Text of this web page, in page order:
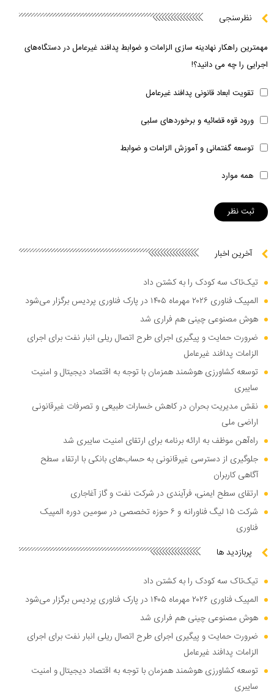
نظرسنجی
مهمترین راهکار نهادینه سازی الزامات و ضوابط پدافند غیرعامل در دستگاه‌های
اجرایی را چه می دانید؟!
تقویت ابعاد قانونی پدافند غیرعامل
ورود قوه قضائیه و برخوردهای سلبی
توسعه گفتمانی و آموزش الزامات و ضوابط
همه موارد
آخرین اخبار
تیک‌تاک سه کودک را به کشتن داد
المپیک فناوری ۲۰۲۶ مهرماه ۱۴۰۵ در پارک فناوری پردیس برگزار می‌شود
هوش مصنوعی چینی هم فراری شد
ضرورت حمایت و پیگیری اجرای طرح اتصال ریلی انبار نفت برای اجرای
الزامات پدافند غیرعامل
توسعه کشاورزی هوشمند همزمان با توجه به اقتصاد دیجیتال و امنیت
سایبری
نقش مدیریت بحران در کاهش خسارات طبیعی و تصرفات غیرقانونی
اراضی ملی
راه‌آهن موظف به ارائه برنامه برای ارتقای امنیت سایبری شد
جلوگیری از دسترسی غیرقانونی به حساب‌های بانکی با ارتقاء سطح
آگاهی کاربران
ارتقای سطح ایمنی، فرآیندی در شرکت نفت و گاز آغاجاری
شرکت ۱۵ لیگ فناورانه و ۶ حوزه تخصصی در سومین دوره المپیک
فناوری
پربازدید ها
تیک‌تاک سه کودک را به کشتن داد
المپیک فناوری ۲۰۲۶ مهرماه ۱۴۰۵ در پارک فناوری پردیس برگزار می‌شود
هوش مصنوعی چینی هم فراری شد
ضرورت حمایت و پیگیری اجرای طرح اتصال ریلی انبار نفت برای اجرای
الزامات پدافند غیرعامل
توسعه کشاورزی هوشمند همزمان با توجه به اقتصاد دیجیتال و امنیت
سایبری